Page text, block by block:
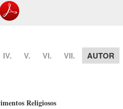
IV. V. VI. VII. AUTOR
Religiosos